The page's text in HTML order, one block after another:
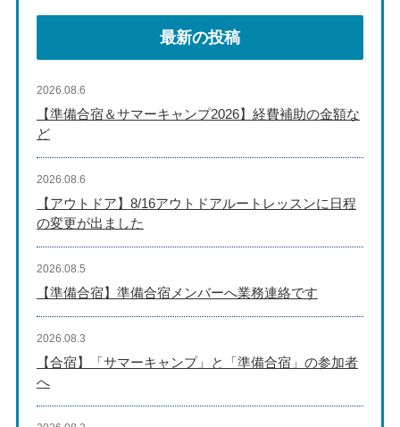
最新の投稿
【準備合宿＆サマーキャンプ2026】経費補助の金額な
ど
2026.08.6
【アウトドア】8/16アウトドアルートレッスンに日程
の変更が出ました
2026.08.6
【準備合宿】準備合宿メンバーへ業務連絡です
2026.08.5
【合宿】「サマーキャンプ」と「準備合宿」の参加者
へ
2026.08.3